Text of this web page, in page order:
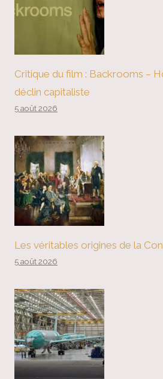
Critique du film : Backrooms –
déclin capitaliste
5 août 2026
Les véritables origines de la
5 août 2026